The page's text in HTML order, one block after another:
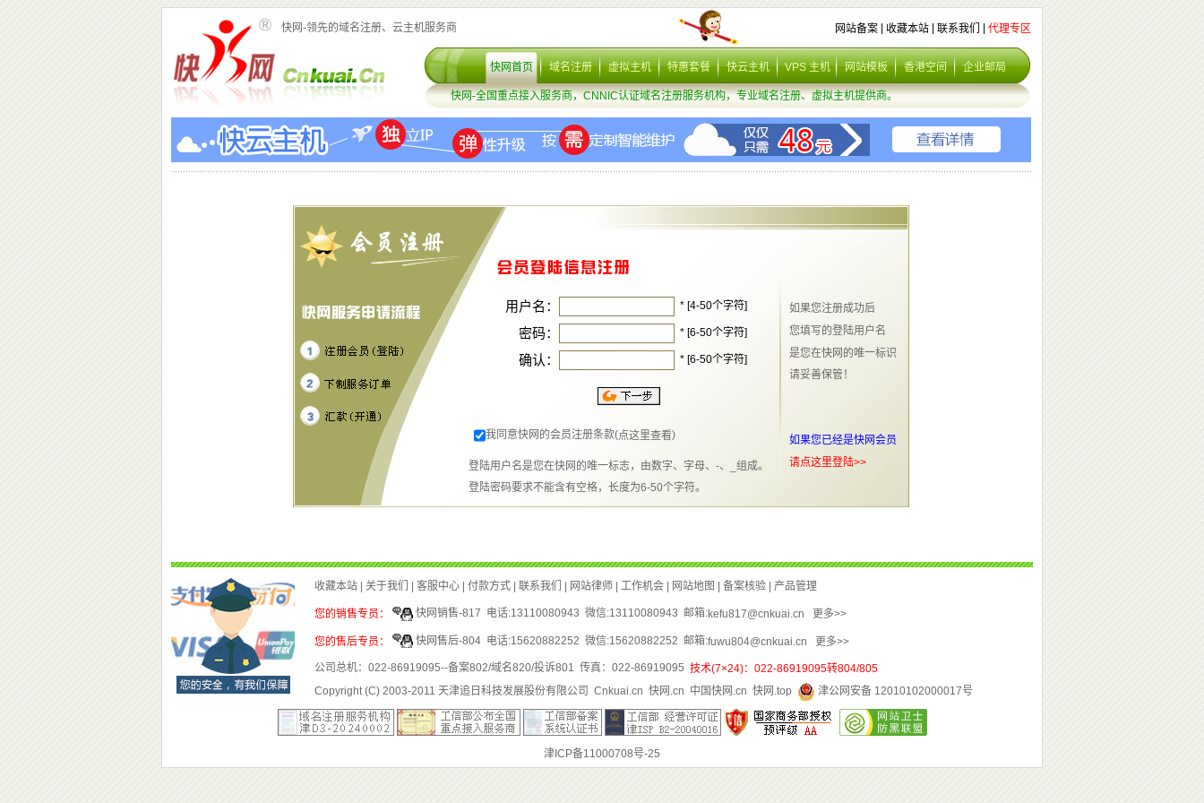
快网-领先的域名注册、云主机服务商
* [4-50个字符]
* [6-50个字符]
* [6-50个字符]
快网销售-817 电话:13110080943 微信:13110080943 邮箱:
快网售后-804 电话:15620882252 微信:15620882252 邮箱:
公司总机：022-86919095--备案802/域名820/投诉801 传真：022-8691909
Copyright (C) 2003-201
津公网安备 12010102000017号